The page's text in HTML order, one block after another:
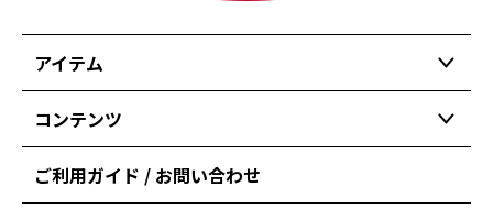
アイテム
コンテンツ
ご利用ガイド / お問い合わせ